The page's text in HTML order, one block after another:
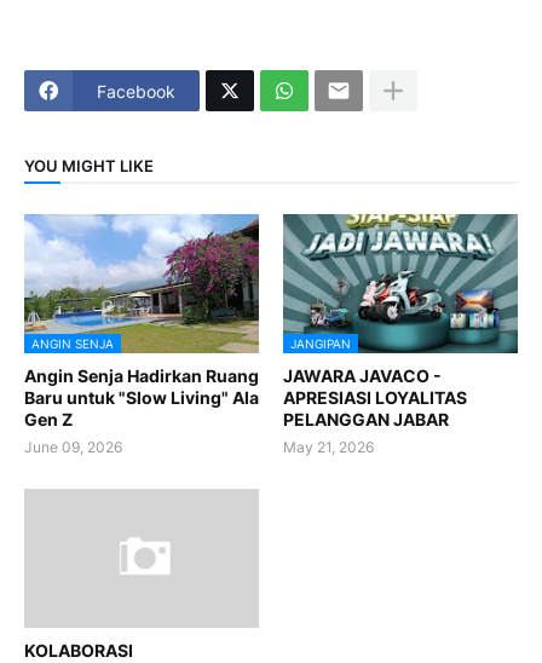
Facebook
YOU MIGHT LIKE
ANGIN SENJA
Angin Senja Hadirkan Ruang
Baru untuk "Slow Living" Ala
Gen Z
June 09, 2026
JANGIPAN
JAWARA JAVACO -
APRESIASI LOYALITAS
PELANGGAN JABAR
May 21, 2026
KOLABORASI